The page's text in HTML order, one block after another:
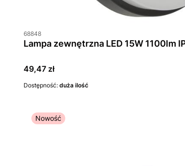
68848
Lampa
Cena
49,47 zł
Dostępność: duża ilość
Nowość